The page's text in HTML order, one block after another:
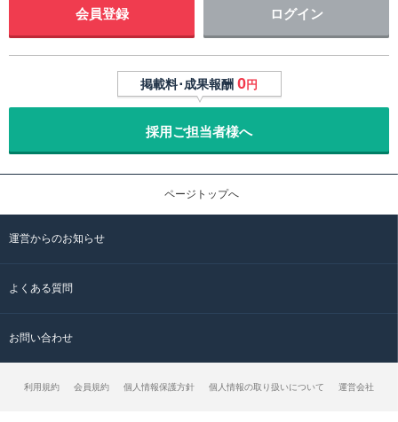
会員登録 ログイン
掲載料･成果報酬 0円
採用ご担当者様へ
ページトップへ
運営からのお知らせ
よくある質問
お問い合わせ
利用規約 会員規約 個人情報保護方針 個人情報の取り扱いについて 運営会社